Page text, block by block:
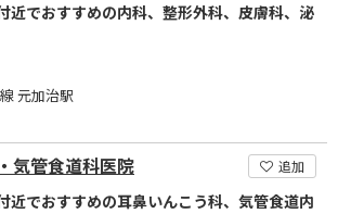
近でおすすめの内科、整形外科、皮膚科、泌
元加治駅
気管食道科医院 追加
近でおすすめの耳鼻いんこう科、気管食道内